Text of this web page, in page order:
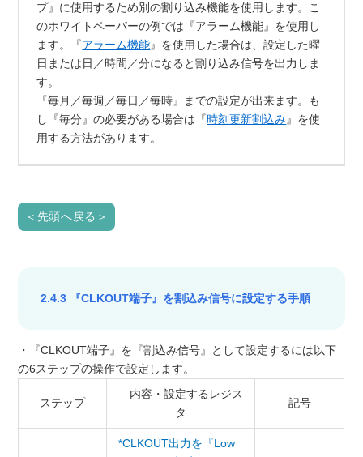
プ』に使用するため別の割り込み機能を使用します。こ
のホワイトペーパーの例では『アラーム機能』を使用し
ます。『アラーム機能』を使用した場合は、設定した曜
日または日／時間／分になると割り込み信号を出力しま
す。
『毎月／毎週／毎日／毎時』までの設定が出来ます。も
し『毎分』の必要がある場合は『時刻更新割込み』を使
用する方法があります。
＜先頭へ戻る＞
2.4.3 『CLKOUT端子』を割込み信号に設定する手順
・『CLKOUT端子』を『割込み信号』として設定するには以下
の6ステップの操作で設定します。
ステップ
内容・設定するレジス
タ
記号
*CLKOUT出力を『Low